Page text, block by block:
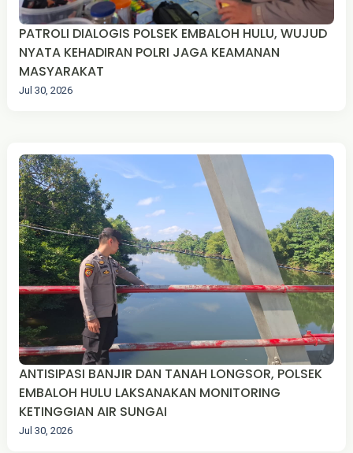
PATROLI DIALOGIS POLSEK EMBALOH HULU, WUJUD
NYATA KEHADIRAN POLRI JAGA KEAMANAN
MASYARAKAT
Jul 30, 2026
ANTISIPASI BANJIR DAN TANAH LONGSOR, POLSEK
EMBALOH HULU LAKSANAKAN MONITORING
KETINGGIAN AIR SUNGAI
Jul 30, 2026